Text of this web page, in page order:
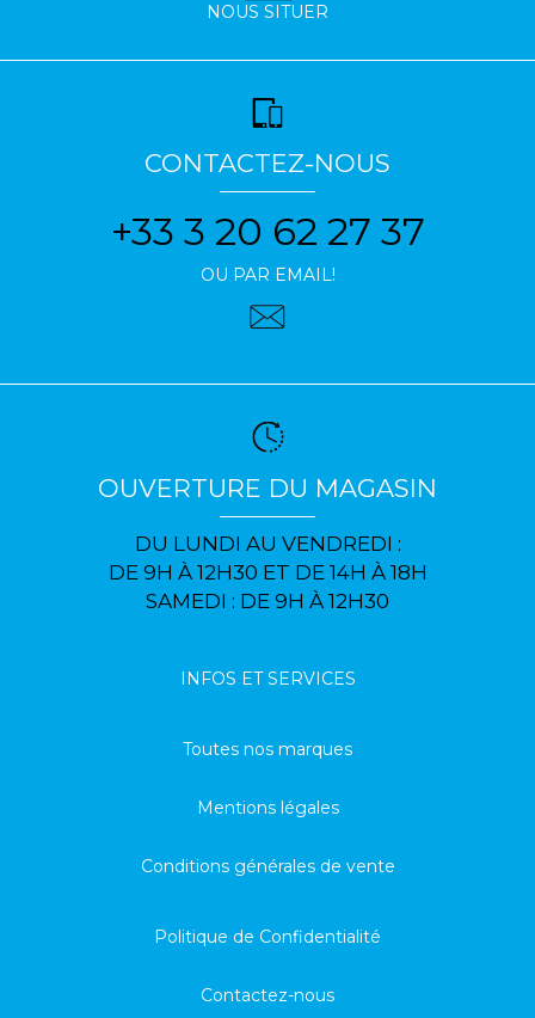
NOUS SITUER
CONTACTEZ-NOUS
+33 3 20 62 27 37
OU PAR EMAIL!
OUVERTURE DU MAGASIN
DU LUNDI AU VENDREDI :
DE 9H À 12H30 ET DE 14H À 18H
SAMEDI : DE 9H À 12H30
INFOS ET SERVICES
Toutes nos marques
Mentions légales
Conditions générales de vente
Politique de Confidentialité
Contactez-nous